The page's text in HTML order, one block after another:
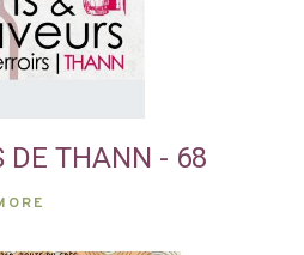
DE THANN - 68